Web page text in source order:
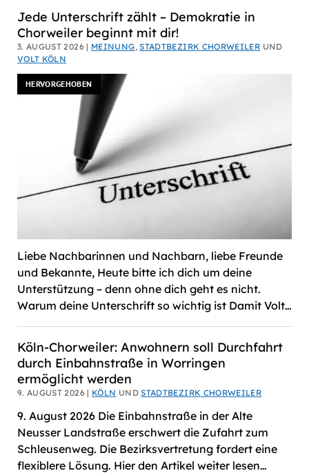
Dirk
Bachhausen
HERVORGEHOBEN
Jede Unterschrift zählt – Demokratie in
Chorweiler beginnt mit dir!
3. AUGUST 2026 | MEINUNG,STADTBEZIRK CHORWEILER UND
VOLT KÖLN
Liebe Nachbarinnen und Nachbarn, liebe Freunde
und Bekannte, Heute bitte ich dich um deine
Unterstützung – denn ohne dich geht es nicht.
Warum deine Unterschrift so wichtig ist Damit Volt…
Köln-Chorweiler: Anwohnern soll Durchfahrt
durch Einbahnstraße in Worringen
ermöglicht werden
9. AUGUST 2026 | KÖLN UNDSTADTBEZIRK CHORWEILER
9. August 2026 Die Einbahnstraße in der Alte
Neusser Landstraße erschwert die Zufahrt zum
Schleusenweg. Die Bezirksvertretung fordert eine
flexiblere Lösung. Hier den Artikel weiter lesen…